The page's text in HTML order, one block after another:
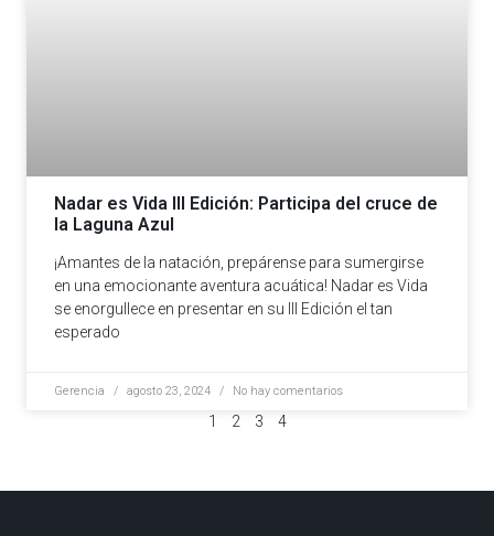
Nadar es Vida III Edición: Participa del cruce de
la Laguna Azul
¡Amantes de la natación, prepárense para sumergirse
en una emocionante aventura acuática! Nadar es Vida
se enorgullece en presentar en su III Edición el tan
esperado
Gerencia agosto 23, 2024 No hay comentarios
1 2 3 4